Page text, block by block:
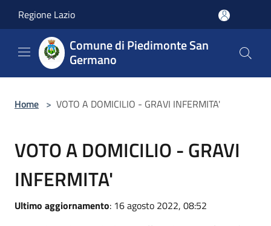
Regione Lazio
Comune di Piedimonte San
Germano
Home > VOTO A DOMICILIO - GRAVI INFERMITA'
VOTO A DOMICILIO - GRAVI
INFERMITA'
Ultimo aggiornamento: 16 agosto 2022, 08:52